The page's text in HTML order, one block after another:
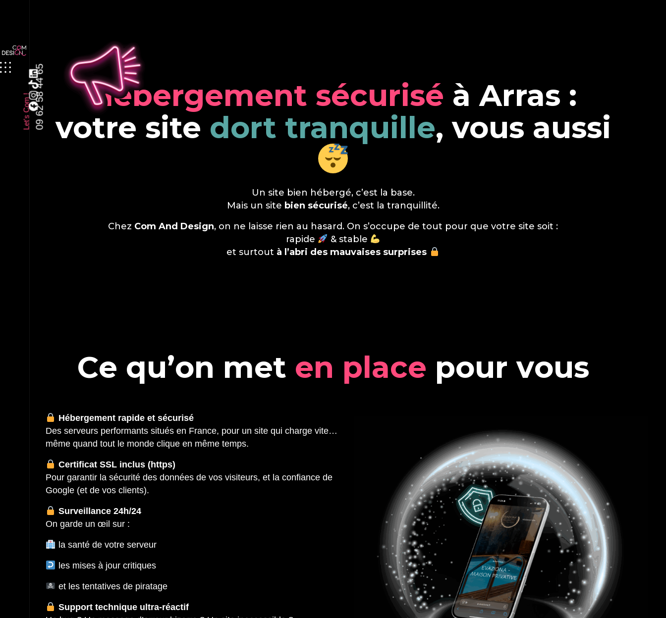
Let's Com !09 62 58 44 65 Hébergement sécurisé à Arras :
votre site dort tranquille, vous aussi
Un site bien hébergé, c’est la base.
Mais un site bien sécurisé, c’est la tranquillité.
Chez Com And Design, on ne laisse rien au hasard. On s’occupe de tout pour que votre site soit :
rapide
& stable
et surtout à l’abri des mauvaises surprises
Ce qu’on met en place pour vous
Hébergement rapide et sécurisé
Des serveurs performants situés en France, pour un site qui charge vite…
même quand tout le monde clique en même temps.
Certificat SSL inclus (https)
Pour garantir la sécurité des données de vos visiteurs, et la confiance de
Google (et de vos clients).
Surveillance 24h/24
On garde un œil sur :
la santé de votre serveur
les mises à jour critiques
et les tentatives de piratage
Support technique ultra-réactif